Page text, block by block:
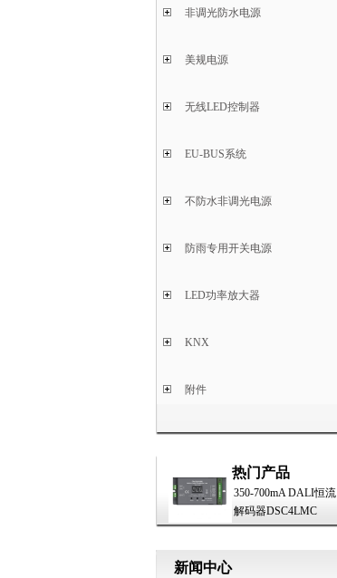
非调光防水电源
美规电源
无线LED控制器
EU-BUS系统
不防水非调光电源
防雨专用开关电源
LED功率放大器
KNX
附件
热门产品
350-700mA DALI恒流
解码器DSC4LMC
新闻中心